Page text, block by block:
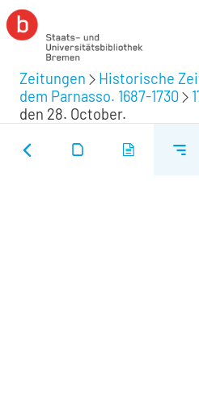
Zeitungen Historische
dem Parnasso. 1687-1730
den 28. October.